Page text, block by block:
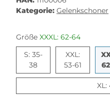
Kategorie: Gelenkschoner
Größe XXXL: 62-64
S: 35-
38S: 35-38
XXL:
53-61XXL: 53-
XL: